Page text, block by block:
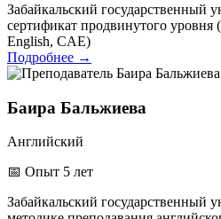
Забайкальский государственный
сертификат продвинутого уровня
English, CAE)
Подробнее →
Баира Бальжиева
Английский
📅 Опыт 5 лет
Забайкальский государственный